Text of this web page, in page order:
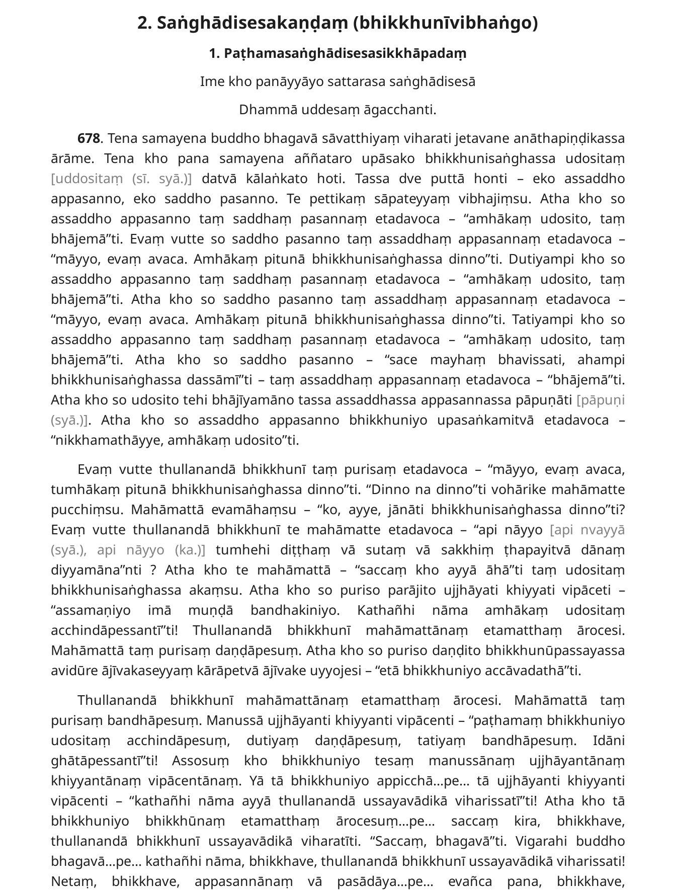
2. Saṅghādisesakaṇḍaṃ (bhikkhunīvibhaṅgo)
1. Paṭhamasaṅghādisesasikkhāpadaṃ
Ime kho panāyyāyo sattarasa saṅghādisesā
Dhammā uddesaṃ āgacchanti.
678. Tena samayena buddho bhagavā sāvatthiyaṃ viharati jetavane anāthapiṇḍikassa
ārāme. Tena kho pana samayena aññataro upāsako bhikkhunisaṅghassa udositaṃ
[uddositaṃ (sī. syā.)] datvā kālaṅkato hoti. Tassa dve puttā honti – eko assaddho
appasanno, eko saddho pasanno. Te pettikaṃ sāpateyyaṃ vibhajiṃsu. Atha kho so
assaddho appasanno taṃ saddhaṃ pasannaṃ etadavoca – ‘‘amhākaṃ udosito, taṃ
bhājemā’’ti. Evaṃ vutte so saddho pasanno taṃ assaddhaṃ appasannaṃ etadavoca –
‘‘māyyo, evaṃ avaca. Amhākaṃ pitunā bhikkhunisaṅghassa dinno’’ti. Dutiyampi kho so
assaddho appasanno taṃ saddhaṃ pasannaṃ etadavoca – ‘‘amhākaṃ udosito, taṃ
bhājemā’’ti. Atha kho so saddho pasanno taṃ assaddhaṃ appasannaṃ etadavoca –
‘‘māyyo, evaṃ avaca. Amhākaṃ pitunā bhikkhunisaṅghassa dinno’’ti. Tatiyampi kho so
assaddho appasanno taṃ saddhaṃ pasannaṃ etadavoca – ‘‘amhākaṃ udosito, taṃ
bhājemā’’ti. Atha kho so saddho pasanno – ‘‘sace mayhaṃ bhavissati, ahampi
bhikkhunisaṅghassa dassāmī’’ti – taṃ assaddhaṃ appasannaṃ etadavoca – ‘‘bhājemā’’ti.
Atha kho so udosito tehi bhājīyamāno tassa assaddhassa appasannassa pāpuṇāti [pāpuṇi
(syā.)]. Atha kho so assaddho appasanno bhikkhuniyo upasaṅkamitvā etadavoca –
‘‘nikkhamathāyye, amhākaṃ udosito’’ti.
Evaṃ vutte thullanandā bhikkhunī taṃ purisaṃ etadavoca – ‘‘māyyo, evaṃ avaca,
tumhākaṃ pitunā bhikkhunisaṅghassa dinno’’ti. ‘‘Dinno na dinno’’ti vohārike mahāmatte
pucchiṃsu. Mahāmattā evamāhaṃsu – ‘‘ko, ayye, jānāti bhikkhunisaṅghassa dinno’’ti?
Evaṃ vutte thullanandā bhikkhunī te mahāmatte etadavoca – ‘‘api nāyyo [api nvayyā
(syā.), api nāyyo (ka.)] tumhehi diṭṭhaṃ vā sutaṃ vā sakkhiṃ ṭhapayitvā dānaṃ
diyyamāna’’nti? Atha kho te mahāmattā – ‘‘saccaṃ kho ayyā āhā’’ti taṃ udositaṃ
bhikkhunisaṅghassa akaṃsu. Atha kho so puriso parājito ujjhāyati khiyyati vipāceti –
‘‘assamaṇiyo imā muṇḍā bandhakiniyo. Kathañhi nāma amhākaṃ udositaṃ
acchindāpessantī’’ti! Thullanandā bhikkhunī mahāmattānaṃ etamatthaṃ ārocesi.
Mahāmattā taṃ purisaṃ daṇḍāpesuṃ. Atha kho so puriso daṇḍito bhikkhunūpassayassa
avidūre ājīvakaseyyaṃ kārāpetvā ājīvake uyyojesi – ‘‘etā bhikkhuniyo accāvadathā’’ti.
Thullanandā bhikkhunī mahāmattānaṃ etamatthaṃ ārocesi. Mahāmattā taṃ
purisaṃ bandhāpesuṃ. Manussā ujjhāyanti khiyyanti vipācenti – ‘‘paṭhamaṃ bhikkhuniyo
udositaṃ acchindāpesuṃ, dutiyaṃ daṇḍāpesuṃ, tatiyaṃ bandhāpesuṃ. Idāni
ghātāpessantī’’ti! Assosuṃ kho bhikkhuniyo tesaṃ manussānaṃ ujjhāyantānaṃ
khiyyantānaṃ vipācentānaṃ. Yā tā bhikkhuniyo appicchā…pe… tā ujjhāyanti khiyyanti
vipācenti – ‘‘kathañhi nāma ayyā thullanandā ussayavādikā viharissatī’’ti! Atha kho tā
bhikkhuniyo bhikkhūnaṃ etamatthaṃ ārocesuṃ…pe… saccaṃ kira, bhikkhave,
thullanandā bhikkhunī ussayavādikā viharatīti. ‘‘Saccaṃ, bhagavā’’ti. Vigarahi buddho
bhagavā…pe… kathañhi nāma, bhikkhave, thullanandā bhikkhunī ussayavādikā viharissati!
Netaṃ, bhikkhave, appasannānaṃ vā pasādāya…pe… evañca pana, bhikkhave,